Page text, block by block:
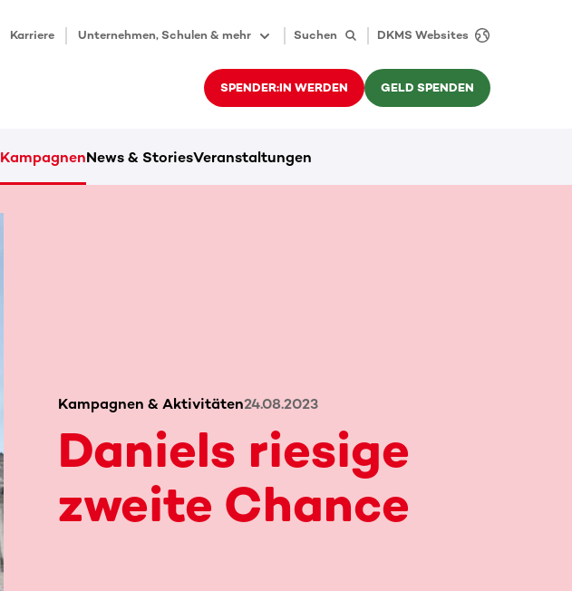
Karriere Unternehmen, Schulen & mehr Suchen DKMS Websites
SPENDER:IN WERDEN GELD SPENDEN
KampagnenNews & StoriesVeranstaltungen
Kampagnen & Aktivitäten24.08.2023
Daniels riesige
zweite Chance